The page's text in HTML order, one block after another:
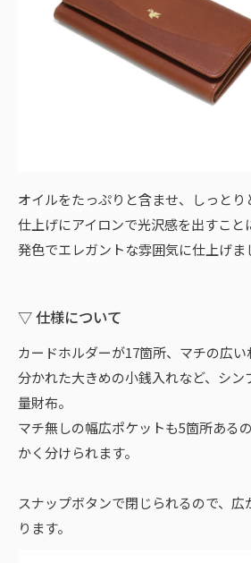
オイルをたっぷりと含ませ、しっとり
仕上げにアイロンで光沢感を出すこと
発色でエレガントな雰囲気に仕上げま
▽ 仕様について
カードホルダーが17箇所、マチの広
分かれた大きめの小銭入れなど、シン
量財布。
マチ無しの幅広ポケットも5箇所ある
かく分けられます。
スナップボタンで閉じられるので、広
ります。